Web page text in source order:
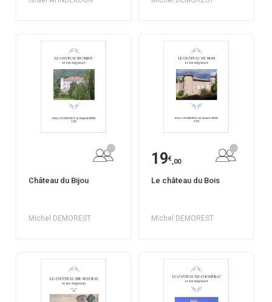
Château du Bijou
Michel DEMOREST
19€,00
Le château du Bois
Michel DEMOREST